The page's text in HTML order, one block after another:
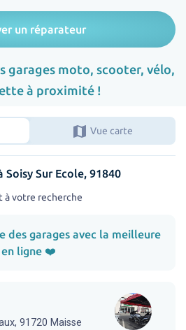
un réparateur
garages moto, scooter, vélo,
à proximité !
map Vue carte
Soisy Sur Ecole, 91840
à votre recherche
des garages avec la meilleure
ligne ❤️
91720 Maisse